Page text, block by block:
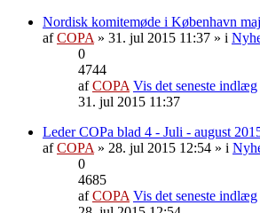
Nordisk komitemøde i København
afCOPA » 31. jul 2015 11:37 » i
0
4744
afCOPA Vis det seneste indlæg
31. jul 2015 11:37
Leder COPa blad 4 - Juli - august
afCOPA » 28. jul 2015 12:54 » i
0
4685
afCOPA Vis det seneste indlæg